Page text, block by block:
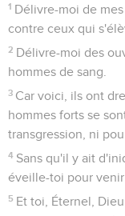
11 Ne les tue pas, de
les errer par ta
bouclier !
12
A cause du péché
lèvres, -qu'ils soient
malédiction et des
13
Consume-les en
plus, et qu'ils
bouts de la terre.
Et ils reviendront
feront le tour de la